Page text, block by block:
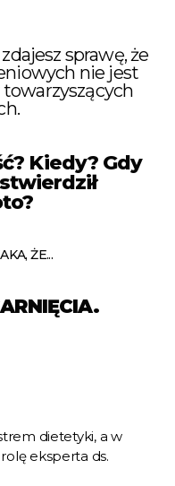
sprawę, że
nie jest
towarzyszących
Kiedy? Gdy
ŻE...
dietetyki, a w
eksperta ds.